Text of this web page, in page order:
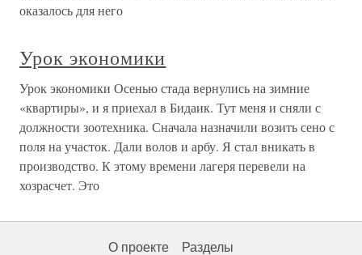
оказалось для него
Урок экономики
Урок экономики Осенью стада вернулись на зимние
«квартиры», и я приехал в Бидаик. Тут меня и сняли с
должности зоотехника. Сначала назначили возить сено с
поля на участок. Дали волов и арбу. Я стал вникать в
производство. К этому времени лагеря перевели на
хозрасчет. Это
О проекте Разделы